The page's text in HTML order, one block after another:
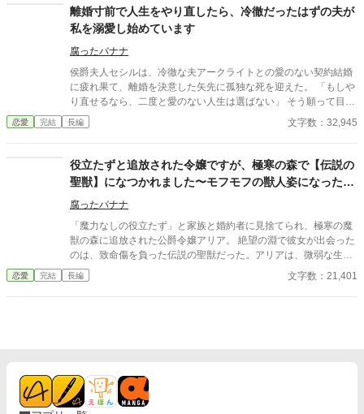
の救いだった。彼は次に防御力を高める腕輪を依頼し、冒険者ギ
ルドで正式な鑑定を受けるよう勧める。 翌日、冒険者ギルドで
明。さらに彼女自身を鑑定すると、なんと「付与特化型聖女」で
あることが明らかになる。聖女が付与した魔道具は現実の力とし
て強く発現するのだ。 価値がないと切り捨てられた人生は、こ
こでは確かな力となった。スペイラ帝国で、聖女エマの新しい人
生が、静かに、そして輝かしく始まる。
かと思います。 楽しんでいただけたら嬉しいです。 よろしくお願
いいたします。 ＊本作品の無断転載・AI学習への利用を禁止しま
す。
離婚寸前で人生をやり直したら、冷徹だったはずの夫が
私を溺愛し始めています
腐ったバナナ
侯爵夫人セシルは、冷徹な夫アークライトとの愛のない契約結婚
に疲れ果て、離婚を決意した矢先に孤独な死を迎えた。 「もしや
り直せるなら、二度と愛のない人生は選ばない」 そう願って目覚
めると、そこは結婚直前の18歳の自分だった！ 今世こそ平穏な人
生を歩もうとするセシルだったが、なぜか夫の「感情の色」が見
孤独と不器用で一途な愛が隠されていたことを知る。 彼の愛をす
べて誤解していたと気づいたセシルは、今度こそ彼の愛を掴むと
決意。積極的に寄り添い、感情をぶつけると――
恋愛 完結 長編 文字数：32,945
役立たずと追放された令嬢ですが、極寒の森で【伝説の
聖獣】になつかれました〜モフモフの獣人姿になった聖
獣に、毎日甘く愛されています〜
腐ったバナナ
「魔力なしの役立たず」と家族と婚約者に見捨てられ、極寒の魔
獣の森に追放された公爵令嬢アリア。 絶望の淵で彼女が出会った
のは、致命傷を負った伝説の聖獣だった。アリアは、微弱な生命
力操作の能力と薬学知識で彼を救い、その巨大な銀色のモフモフ
に癒やしを見いだす。 しかし、銀狼は夜になると冷酷無比な辺境
恋愛 完結 長編 文字数：21,401